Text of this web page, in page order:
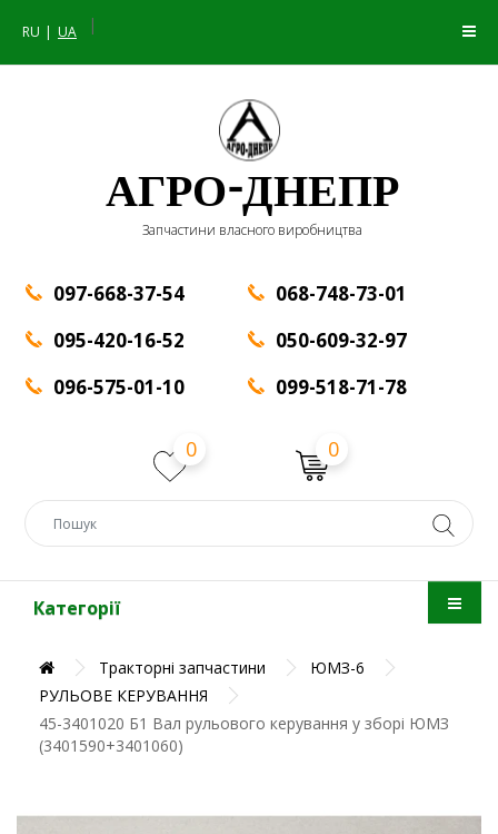
RU UA |
АГРО-ДНЕПР
Запчастини власного виробництва
097-668-37-54
095-420-16-52
096-575-01-10
068-748-73-01
050-609-32-97
099-518-71-78
0 0
Категорії
Тракторні запчастини
ЮМЗ-6
РУЛЬОВЕ КЕРУВАННЯ
45-3401020 Б1 Вал рульового керування у зборі ЮМЗ
(3401590+3401060)